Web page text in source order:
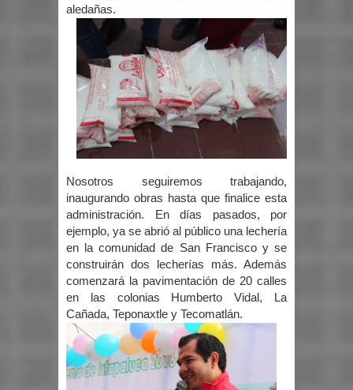
aledañas.
Nosotros seguiremos trabajando,
inaugurando obras hasta que finalice esta
administración. En días pasados, por
ejemplo, ya se abrió al público una lechería
en la comunidad de San Francisco y se
construirán dos lecherías más. Además
comenzará la pavimentación de 20 calles
en las colonias Humberto Vidal, La
Cañada, Teponaxtle y Tecomatlán.